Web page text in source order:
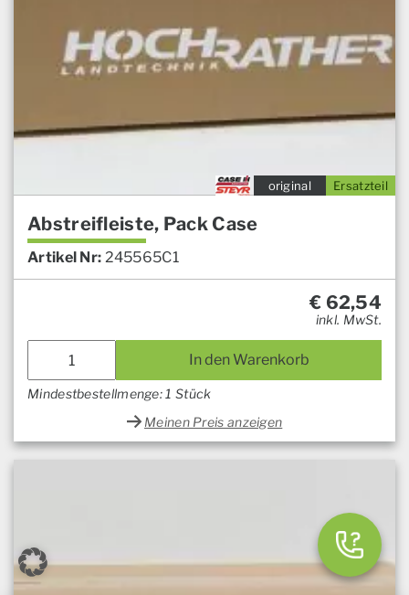
Ersatzteil
original
Abstreifleiste, Pack Case
Artikel Nr: 245565C1
€ 62,54
inkl. MwSt.
In den Warenkorb
Mindestbestellmenge: 1 Stück
Meinen Preis anzeigen